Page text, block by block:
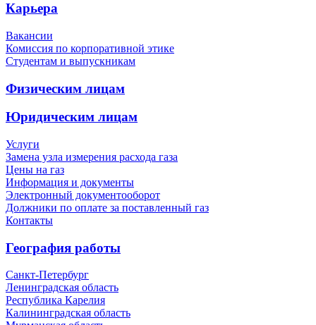
Карьера
Вакансии
Комиссия по корпоративной этике
Студентам и выпускникам
Физическим лицам
Юридическим лицам
Услуги
Замена узла измерения расхода газа
Цены на газ
Информация и документы
Электронный документооборот
Должники по оплате за поставленный газ
Контакты
География работы
Санкт-Петербург
Ленинградская область
Республика Карелия
Калининградская область